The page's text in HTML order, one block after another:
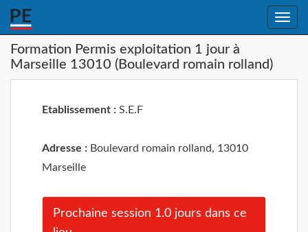
Toggle
Formation Permis exploitation 1 jour à
Marseille 13010 (Boulevard romain rolland)
Etablissement : S.E.F
Adresse : Boulevard romain rolland, 13010
Marseille
Prochaine session 1.0 jours dans ce